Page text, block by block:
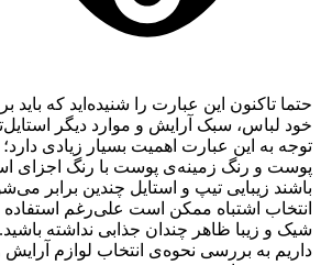
حتما تاکنون این عبارت را شنیده‌اید که
خود لباس، سبک آرایش و موارد دیگر
توجه به این عبارت اهمیت بسیار زیادی
پوست و رنگ زمینه‌ی پوست با رنگ اجزای
باشند زیبایی تیپ و استایل چندین برابر
انتخاب اشتباه ممکن است علی‌رغم
شیک و زیبا ظاهر چندان جذابی نداشته
داریم به بررسی نحوه‌ی انتخاب لوازم